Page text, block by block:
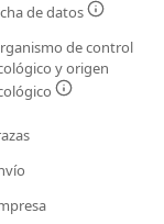
de datos
de control
y origen